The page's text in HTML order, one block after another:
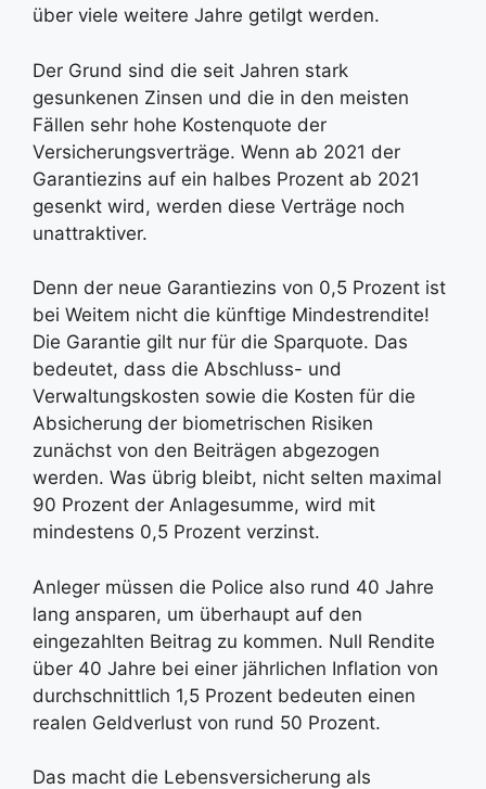
über viele weitere Jahre getilgt werden.
Der Grund sind die seit Jahren stark
gesunkenen Zinsen und die in den meisten
Fällen sehr hohe Kostenquote der
Versicherungsverträge. Wenn ab 2021 der
Garantiezins auf ein halbes Prozent ab 2021
gesenkt wird, werden diese Verträge noch
unattraktiver.
Denn der neue Garantiezins von 0,5 Prozent ist
bei Weitem nicht die künftige Mindestrendite!
Die Garantie gilt nur für die Sparquote. Das
bedeutet, dass die Abschluss- und
Verwaltungskosten sowie die Kosten für die
Absicherung der biometrischen Risiken
zunächst von den Beiträgen abgezogen
werden. Was übrig bleibt, nicht selten maximal
90 Prozent der Anlagesumme, wird mit
mindestens 0,5 Prozent verzinst.
Anleger müssen die Police also rund 40 Jahre
lang ansparen, um überhaupt auf den
eingezahlten Beitrag zu kommen. Null Rendite
über 40 Jahre bei einer jährlichen Inflation von
durchschnittlich 1,5 Prozent bedeuten einen
realen Geldverlust von rund 50 Prozent.
Das macht die Lebensversicherung als